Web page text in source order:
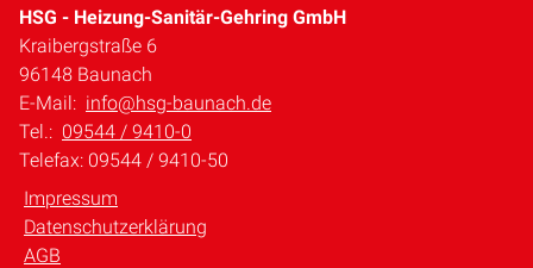
HSG - Heizung-Sanitär-Gehring GmbH
Kraibergstraße 6
96148 Baunach
E-Mail: info@hsg-baunach.de
Tel.: 09544 / 9410-0
Telefax: 09544 / 9410-50
Impressum
Datenschutzerklärung
AGB